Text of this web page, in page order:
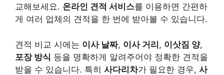
교해보세요. 온라인 견적 서비스를 이용하면 간편하
게 여러 업체의 견적을 한 번에 받아볼 수 있습니다.
견적 비교 시에는 이사 날짜, 이사 거리, 이삿짐 양,
포장 방식 등을 명확하게 알려주어야 정확한 견적을
받을 수 있습니다. 특히 사다리차가 필요한 경우, 사